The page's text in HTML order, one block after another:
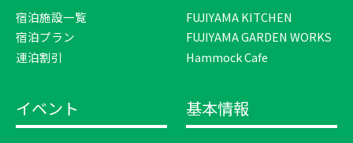
宿泊施設一覧
宿泊プラン
連泊割引
FUJIYAMA KITCHEN
FUJIYAMA GARDEN WORKS
Hammock Cafe
イベント 基本情報